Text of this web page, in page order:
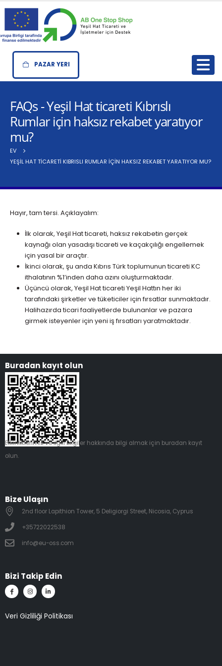
PAZAR YERI
FAQs - Yeşil Hat ticareti Kıbrıslı
Rumlar için haksız rekabet yaratıyor
mu?
EV
YEŞIL HAT TICARETI KIBRISLI RUMLAR IÇIN HAKSIZ REKABET YARATIYOR MU?
Hayır, tam tersi. Açıklayalım:
İlk olarak, Yeşil Hat ticareti, haksız rekabetin gerçek
kaynağı olan yasadışı ticareti ve kaçakçılığı engellemek
için yasal bir araçtır.
İkinci olarak, şu anda Kıbrıs Türk toplumunun ticareti KC
ithalatının %1’inden daha azını oluşturmaktadır.
Üçüncü olarak, Yeşil Hat ticareti Yeşil Hattın her iki
tarafındaki şirketler ve tüketiciler için fırsatlar sunmaktadır.
Halihazırda ticari faaliyetlerde bulunanlar ve pazara
girmek isteyenler için yeni iş fırsatları yaratmaktadır.
Buradan kayıt olun
Etkinliklerimiz veilgilibilgiler hakkında bilgi almak için buradan kayıt
olun.
Bize Ulaşın
2nd floor Lapithion Tower, 5 Deligiorgi Street, Nicosia, Cyprus
+35722022538
info@eu-oss.com
Bizi Takip Edin
Veri Gizliliği Politikası